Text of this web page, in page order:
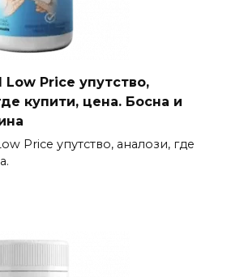
Low Price упутство,
купити, цена. Босна и
Price упутство, аналози, где